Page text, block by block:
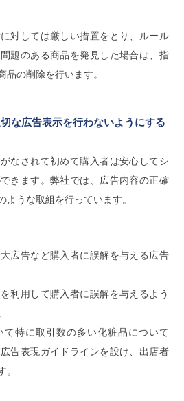
対しては厳しい措置をとり、ルール
題のある商品を発見した場合は、指
品の削除を行います。
な広告表示を行わないようにする
なされて初めて購入者は安心してシ
きます。弊社では、広告内容の正確
ような取組を行っています。
広告など購入者に誤解を与える広告
利用して購入者に誤解を与えるよう
特に取引数の多い化粧品について
告表現ガイドラインを設け、出店者
。